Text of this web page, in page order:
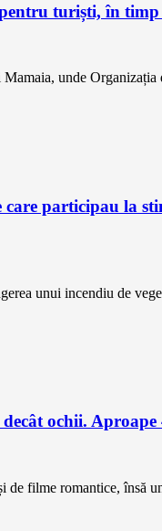
turiști, în timp
unde Organizația
participau la
unui incendiu de
ochii.
de filme romantice, însă